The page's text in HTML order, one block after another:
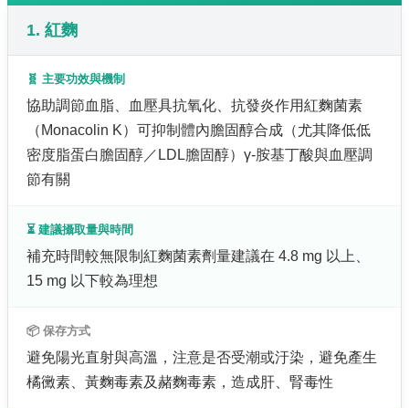
1. 紅麴
🧬 主要功效與機制
協助調節血脂、血壓具抗氧化、抗發炎作用紅麴菌素
（Monacolin K）可抑制體內膽固醇合成（尤其降低低
密度脂蛋白膽固醇／LDL膽固醇）γ-胺基丁酸與血壓調
節有關
⏳ 建議攝取量與時間
補充時間較無限制紅麴菌素劑量建議在 4.8 mg 以上、
15 mg 以下較為理想
📦 保存方式
避免陽光直射與高溫，注意是否受潮或汙染，避免產生
橘黴素、黃麴毒素及赭麴毒素，造成肝、腎毒性